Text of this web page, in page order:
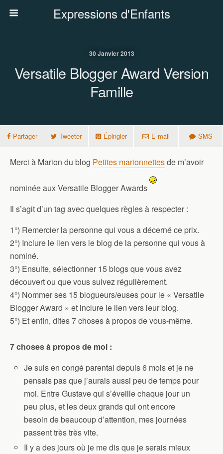
Expressions d'Enfants
30 Janvier 2013
Versatile Blogger Award Version
Famille
Partager Tweeter Épingler E-mail SMS
Merci à Marion du blog Petites marionnettesde m’avoir
nominée aux Versatile Blogger Awards
Il s’agit d’un tag avec quelques règles à respecter :
1°) Remercier la personne qui vous a décerné ce prix.
2°) Inclure le lien vers le blog de la personne qui vous à
nominé.
3°) Ensuite, sélectionner 15 blogs que vous avez
découvert ou que vous suivez régulièrement.
4°) Nommer ses 15 blogueurs/euses pour le « Versatile
Blogger Award » et inclure le lien vers leur blog.
5°) Et enfin, dites 7 choses à propos de vous-même.
7 choses à propos de moi :
Je suis en congé parental depuis 6 mois et je ne
pensais pas que j’aurais aussi peu de temps pour
moi. Entre Gustave qui s’éveille chaque jour un
peu plus, et les deux grands qui ont encore
besoin de beaucoup d’attention, mes journées
passent très très vite.
Il y a des jours où je me dis que je serais mieux